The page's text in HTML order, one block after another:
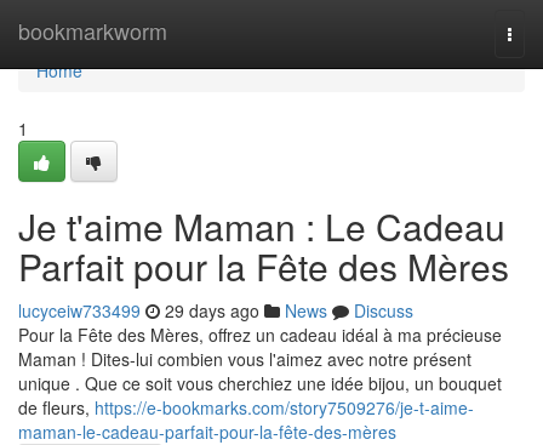
bookmarkworm
Home
Home
1
Je t'aime Maman : Le Cadeau
Parfait pour la Fête des Mères
lucyceiw733499 29 days ago News
Discuss
Pour la Fête des Mères, offrez un cadeau idéal à ma précieuse
Maman ! Dites-lui combien vous l'aimez avec notre présent
unique . Que ce soit vous cherchiez une idée bijou, un bouquet
de fleurs, https://e-bookmarks.com/story7509276/je-t-aime-
maman-le-cadeau-parfait-pour-la-fête-des-mères